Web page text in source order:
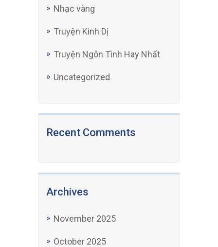
Nhạc vàng
Truyện Kinh Dị
Truyện Ngôn Tình Hay Nhất
Uncategorized
Recent Comments
Archives
November 2025
October 2025